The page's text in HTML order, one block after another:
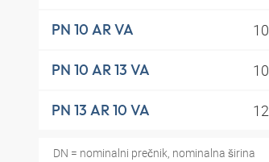
PN 10 AR VA 10
PN 10 AR 13 VA 10
PN 13 AR 10 VA 12
DN = nominalni prečnik, nominalna širina